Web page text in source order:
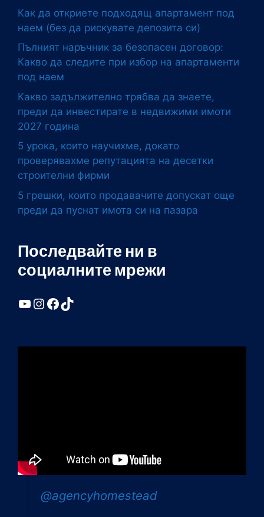
Как да откриете подходящ апартамент под
наем (без да рискувате депозита си)
Пълният наръчник за безопасен договор:
Какво да следите при избор на апартаменти
под наем
Какво задължително трябва да знаете,
преди да инвестирате в недвижими имоти
2027 година
5 урока, които научихме, докато
проверявахме репутацията на десетки
строителни фирми
5 грешки, които продавачите допускат още
преди да пуснат имота си на пазара
Последвайте ни в
социалните мрежи
YouTube
Instagram
Facebook
TikTok
@agencyhomestead